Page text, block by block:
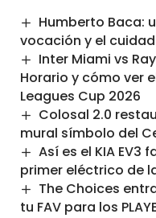
Humberto Baca:
vocación y el
Inter Miami vs
Horario y cómo ver
Leagues Cup 2026
Colosal 2.0
mural símbolo del
Así es el KIA EV3
primer eléctrico de
The Choices
tu FAV para los